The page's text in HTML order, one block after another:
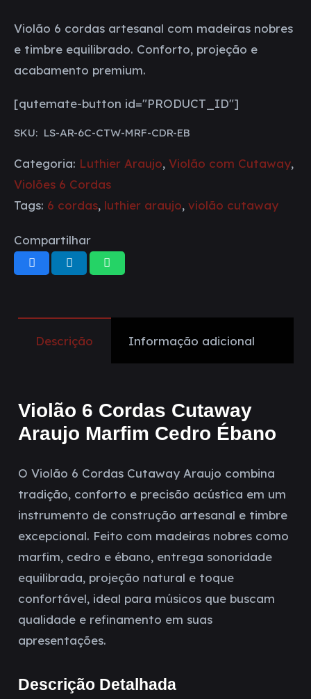
Violão 6 cordas artesanal com madeiras nobres
e timbre equilibrado. Conforto, projeção e
acabamento premium.
[qutemate-button id="PRODUCT_ID"]
SKU: LS-AR-6C-CTW-MRF-CDR-EB
Categoria: Luthier Araujo, Violão com Cutaway,
Violões 6 Cordas
Tags: 6 cordas, luthier araujo, violão cutaway
Compartilhar
Descrição Informação adicional
Violão 6 Cordas Cutaway
Araujo Marfim Cedro Ébano
O Violão 6 Cordas Cutaway Araujo combina
tradição, conforto e precisão acústica em um
instrumento de construção artesanal e timbre
excepcional. Feito com madeiras nobres como
marfim, cedro e ébano, entrega sonoridade
equilibrada, projeção natural e toque
confortável, ideal para músicos que buscam
qualidade e refinamento em suas
apresentações.
Descrição Detalhada